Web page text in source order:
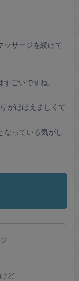
ッサージを続けて
ごいですね。
がほほえましくて
なっている気がし
ど